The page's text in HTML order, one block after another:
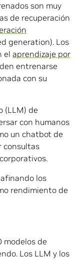
son muy
de recuperación
generation). Los
el aprendizaje por
entrenarse
con su
(LLM) de
con humanos
un chatbot de
consultas
los
rendimiento de
modelos de
Los LLM y los